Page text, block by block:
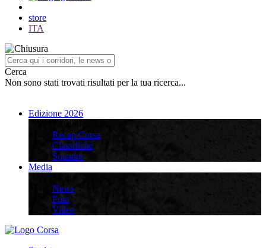
store
ITA
Cerca
Non sono stati trovati risultati per la tua ricerca...
Edizione 2026
Recap Corsa
Classifiche
Squadre
Media
News
Foto
Video